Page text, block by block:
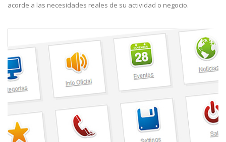
acorde a las necesidades reales de su actividad o negocio.